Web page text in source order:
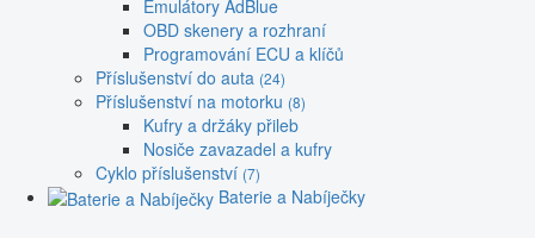
Emulátory AdBlue
OBD skenery a rozhraní
Programování ECU a klíčů
Příslušenství do auta (24)
Příslušenství na motorku (8)
Kufry a držáky přileb
Nosiče zavazadel a kufry
Cyklo příslušenství (7)
Baterie a Nabíječky